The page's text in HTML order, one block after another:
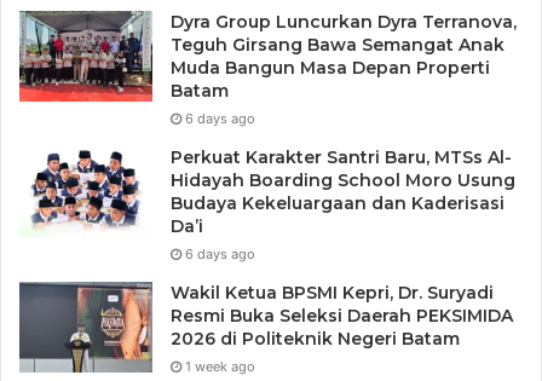
Dyra Group Luncurkan Dyra Terranova,
Teguh Girsang Bawa Semangat Anak
Muda Bangun Masa Depan Properti
Batam
6 days ago
Perkuat Karakter Santri Baru, MTSs Al-
Hidayah Boarding School Moro Usung
Budaya Kekeluargaan dan Kaderisasi
Da’i
6 days ago
Wakil Ketua BPSMI Kepri, Dr. Suryadi
Resmi Buka Seleksi Daerah PEKSIMIDA
2026 di Politeknik Negeri Batam
1 week ago